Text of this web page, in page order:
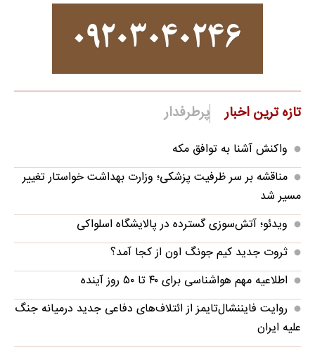
تازه ترین اخبار پرطرفدار
واکنش آشنا به توافق مکه
مناقشه بر سر ظرفیت پزشکی؛ وزارت بهداشت خواستار تغییر
مسیر شد
ویدئو؛ آتش‌سوزی گسترده در پالایشگاه اسلواکی
ثروت جدید کیم جونگ اون از کجا آمد؟
اطلاعیه مهم هواشناسی برای ۴۰ تا ۵۰ روز آینده
روایت فایننشال‌تایمز از ائتلاف‌های دفاعی جدید درمیانه جنگ
علیه ایران